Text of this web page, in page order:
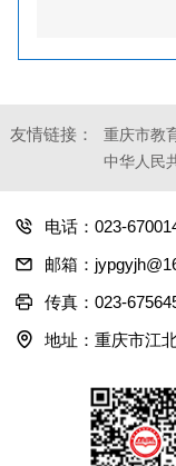
友情链接： 重庆市教
中华人民
电话：023-
邮箱：
传真：023-
地址：重庆市江